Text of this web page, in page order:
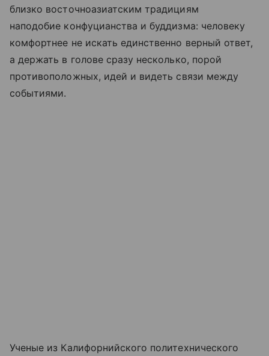
близко восточноазиатским традициям
наподобие конфуцианства и буддизма: человеку
комфортнее не искать единственно верный ответ,
а держать в голове сразу несколько, порой
противоположных, идей и видеть связи между
событиями.
Ученые из Калифорнийского политехнического